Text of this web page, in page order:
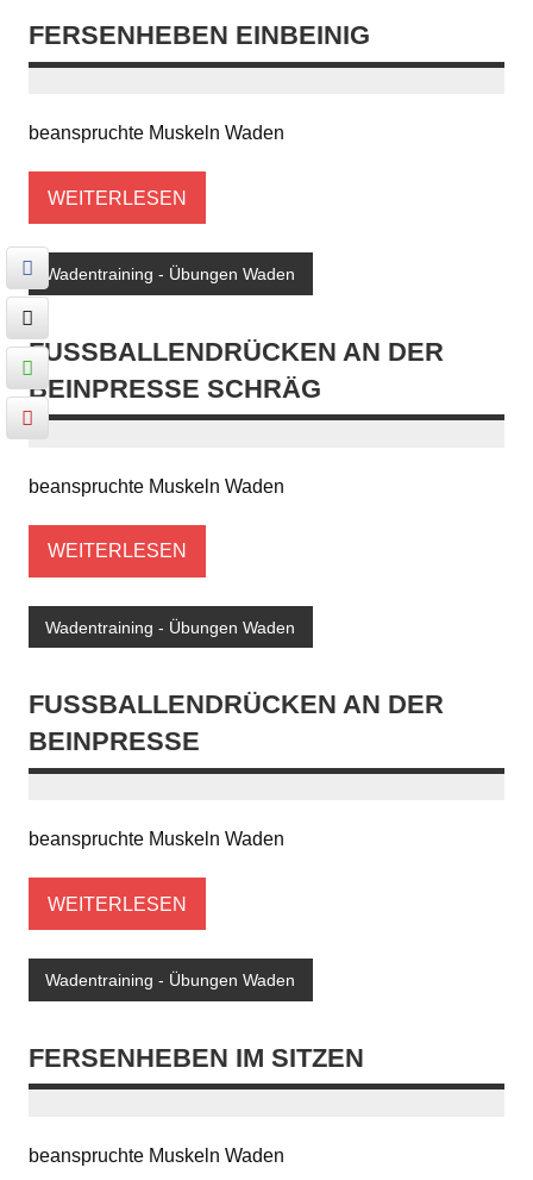
FERSENHEBEN EINBEINIG
beanspruchte Muskeln Waden
WEITERLESEN
Wadentraining - Übungen Waden
FUSSBALLENDRÜCKEN AN DER B
EINPRESSE SCHRÄG
beanspruchte Muskeln Waden
WEITERLESEN
Wadentraining - Übungen Waden
FUSSBALLENDRÜCKEN AN DER B
EINPRESSE
beanspruchte Muskeln Waden
WEITERLESEN
Wadentraining - Übungen Waden
FERSENHEBEN IM SITZEN
beanspruchte Muskeln Waden